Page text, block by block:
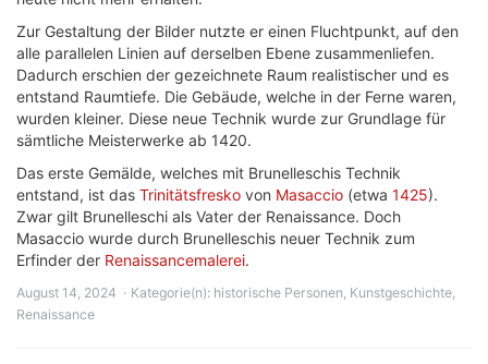
Zur Gestaltung der Bilder nutzte er einen Fluchtpunkt, auf den
alle parallelen Linien auf derselben Ebene zusammenliefen.
Dadurch erschien der gezeichnete Raum realistischer und es
entstand Raumtiefe. Die Gebäude, welche in der Ferne waren,
wurden kleiner. Diese neue Technik wurde zur Grundlage für
sämtliche Meisterwerke ab 1420.
Das erste Gemälde, welches mit Brunelleschis Technik
entstand, ist das Trinitätsfresko von Masaccio (etwa 1425).
Zwar gilt Brunelleschi als Vater der Renaissance. Doch
Masaccio wurde durch Brunelleschis neuer Technik zum
Erfinder der Renaissancemalerei.
August 14, 2024 Kategorie(n): historische Personen, Kunstgeschichte,
Renaissance